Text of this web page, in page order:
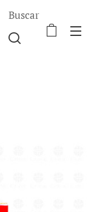
Buscar